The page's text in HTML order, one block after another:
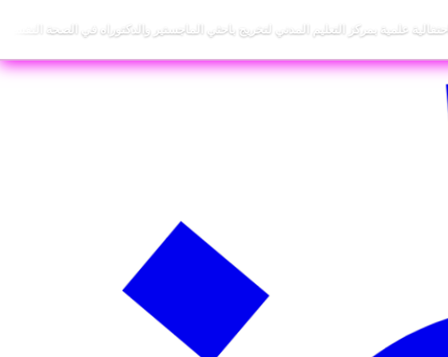
احتفالية علمية بمركز التعليم المدني لتخريج باحثي الماجستير والدكتوراه في الصحة النفسية